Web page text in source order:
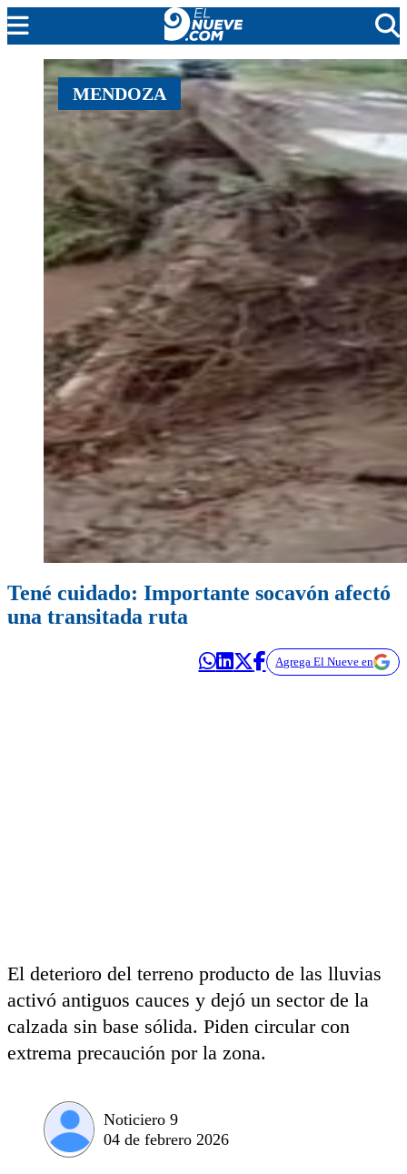
EL NUEVE
SOCIEDAD
POLÍTICA
POLICIALES
EN VIVO
MENDOZA
Tené cuidado: Importante socavón afectó
una transitada ruta
Agrega El Nueve en
El deterioro del terreno producto de las lluvias
activó antiguos cauces y dejó un sector de la
calzada sin base sólida. Piden circular con
extrema precaución por la zona.
Noticiero 9
04 de febrero 2026